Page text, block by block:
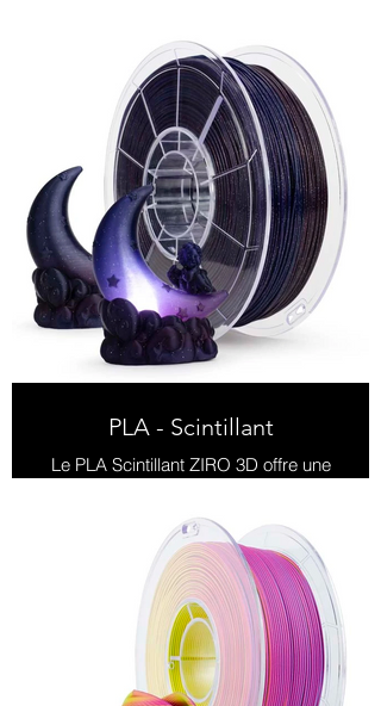
PLA - Scintillant
Le PLA Scintillant ZIRO 3D offre une
finition brillante et pailletée, idéale
esthétiques et glamour.